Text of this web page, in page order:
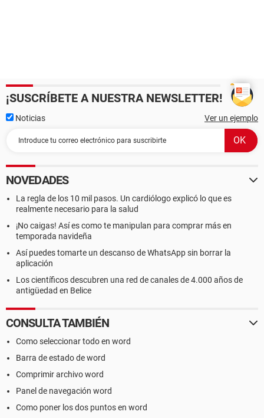
¡SUSCRÍBETE A NUESTRA NEWSLETTER!
Noticias Ver un ejemplo
NOVEDADES
La regla de los 10 mil pasos. Un cardiólogo explicó lo que es
realmente necesario para la salud
¡No caigas! Así es como te manipulan para comprar más en
temporada navideña
Así puedes tomarte un descanso de WhatsApp sin borrar la
aplicación
Los científicos descubren una red de canales de 4.000 años de
antigüedad en Belice
CONSULTA TAMBIÉN
Como seleccionar todo en word
Barra de estado de word
Comprimir archivo word
Panel de navegación word
Como poner los dos puntos en word